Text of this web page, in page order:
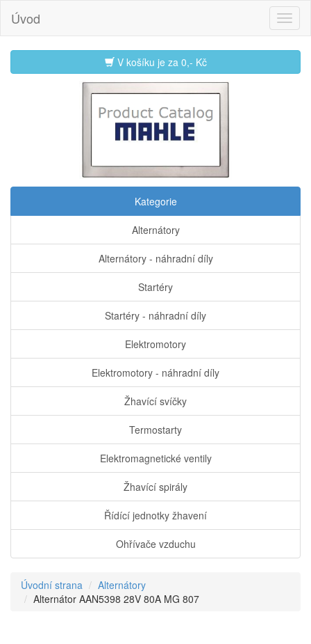
Úvod
V košíku je za 0,- Kč
Kategorie
Alternátory
Alternátory - náhradní díly
Startéry
Startéry - náhradní díly
Elektromotory
Elektromotory - náhradní díly
Žhavící svíčky
Termostarty
Elektromagnetické ventily
Žhavící spirály
Řídící jednotky žhavení
Ohřívače vzduchu
Úvodní strana
Alternátory
Alternátor AAN5398 28V 80A MG 807